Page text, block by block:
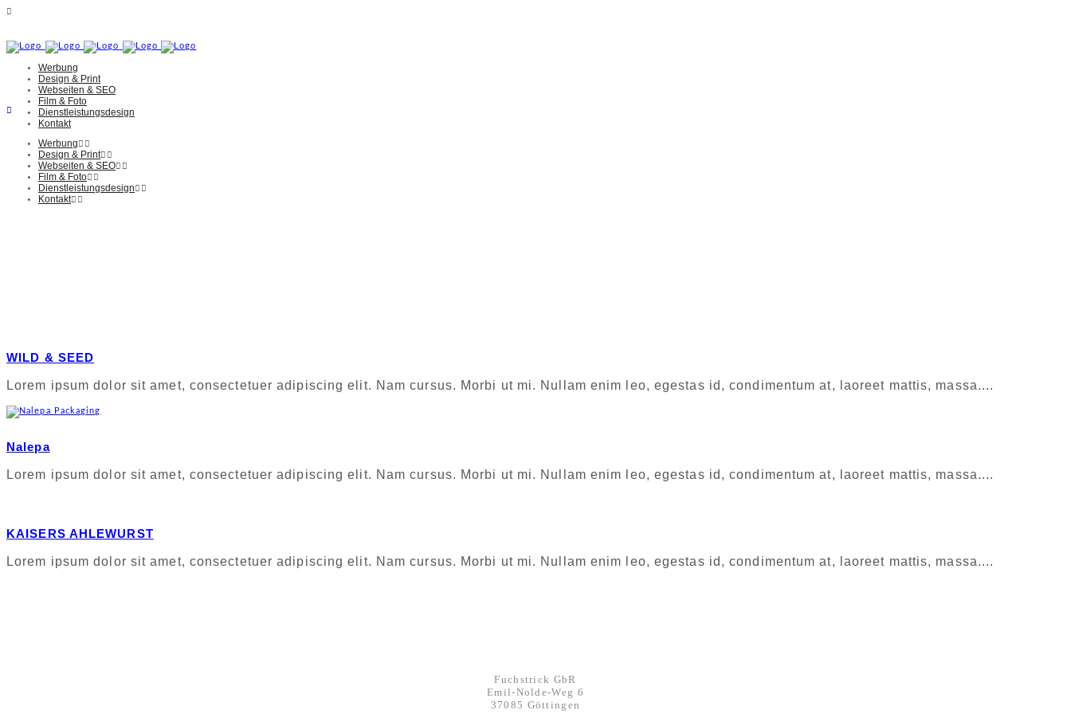
Werbung
Design & Print
Webseiten & SEO
Film & Foto
Dienstleistungsdesign
Kontakt
Werbung
Design & Print
Webseiten & SEO
Film & Foto
Dienstleistungsdesign
Kontakt
WILD & SEED
Lorem ipsum dolor sit amet, consectetuer adipiscing elit. Nam cursus. Morbi ut mi. Nullam enim leo, egestas id, condimentum at, laoreet mattis, massa....
Nalepa
Lorem ipsum dolor sit amet, consectetuer adipiscing elit. Nam cursus. Morbi ut mi. Nullam enim leo, egestas id, condimentum at, laoreet mattis, massa....
KAISERS AHLEWURST
Lorem ipsum dolor sit amet, consectetuer adipiscing elit. Nam cursus. Morbi ut mi. Nullam enim leo, egestas id, condimentum at, laoreet mattis, massa....
Fuchstrick GbR
Emil-Nolde-Weg 6
37085 Göttingen